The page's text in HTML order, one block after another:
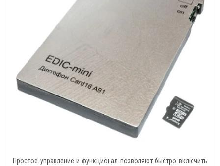
Простое управление и функционал позволяют быстро включить